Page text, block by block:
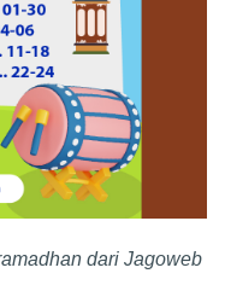
dari Jagoweb